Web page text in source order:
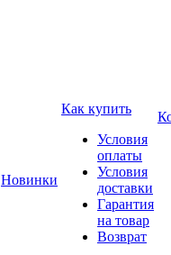
Новинки
Как купить
Условия
оплаты
Условия
доставки
Гарантия
на товар
Возврат